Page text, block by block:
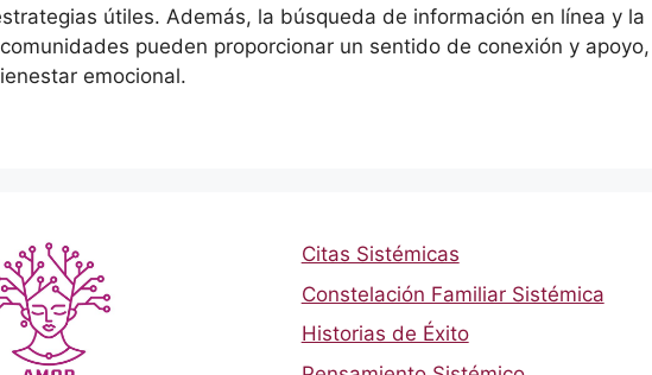
útiles. Además, la búsqueda de información en línea y la
pueden proporcionar un sentido de conexión y
emocional.
Citas Sistémicas
Constelación Familiar Sistémica
Historias de Éxito